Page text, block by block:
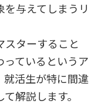
与えてしまうリ
ターすること
ているというア
就活生が特に間違
解説します。